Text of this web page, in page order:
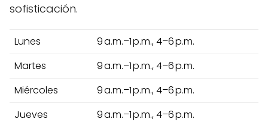
sofisticación.
Lunes
9 a.m.–1 p.m., 4–6 p.m.
Martes
9 a.m.–1 p.m., 4–6 p.m.
Miércoles
9 a.m.–1 p.m., 4–6 p.m.
Jueves
9 a.m.–1 p.m., 4–6 p.m.